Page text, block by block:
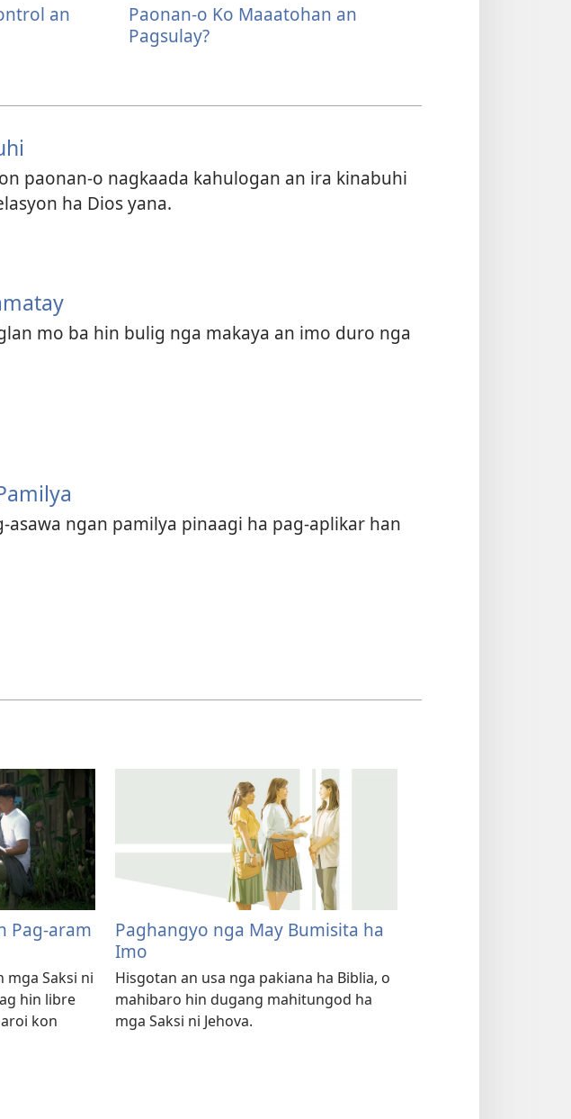
an
Paonan-o Ko Maaatohan an
Pagsulay?
paonan-o nagkaada kahulogan an ira kinabuhi
ha Dios yana.
mo ba hin bulig nga makaya an imo duro nga
ngan pamilya pinaagi ha pag-aplikar han
Pag-aram
mga Saksi ni
hin libre
kon
Paghangyo nga May Bumisita ha
Imo
Hisgotan an usa nga pakiana ha Biblia, o
mahibaro hin dugang mahitungod ha
mga Saksi ni Jehova.